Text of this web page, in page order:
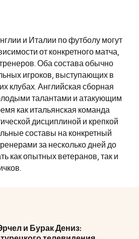
и Италии по футболу могут
от конкретного матча,
Оба состава обычно
игроков, выступающих в
клубах. Английская сборная
талантами и атакующим
как итальянская команда
дисциплиной и крепкой
составы на конкретный
за несколько дней до
как опытных ветеранов, так и
и Бурак Дениз: